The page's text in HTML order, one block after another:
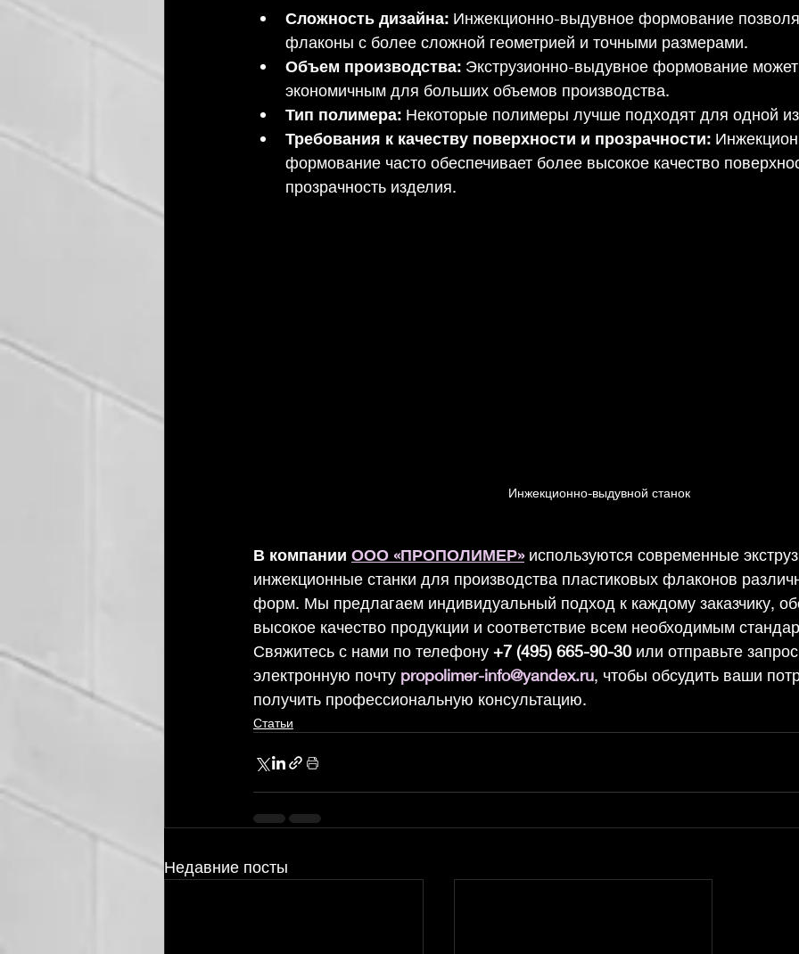
На главную
Сложность дизайна: Инжекционно-выдувное формование
флаконы с более сложной геометрией и точными размерами.
Объем производства: Экструзионно-выдувное формование
экономичным для больших объемов производства.
Тип полимера: Некоторые полимеры лучше подходят для одной
Требования к качеству поверхности и прозрачности:
формование часто обеспечивает более высокое качество
прозрачность изделия.
Инжекционно-выдувной станок
В компании ООО «ПРОПОЛИМЕР» используются современные
инжекционные станки для производства пластиковых флаконов
форм. Мы предлагаем индивидуальный подход к каждому заказчику,
высокое качество продукции и соответствие всем необходимым
Свяжитесь с нами по телефону +7 (495) 665-90-30 или отправьте
электронную почту propolimer-info@yandex.ru, чтобы обсудить ваши
получить профессиональную консультацию.
Статьи
Недавние посты